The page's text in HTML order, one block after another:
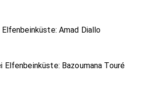
Amad Diallo
Elfenbeinküste: Bazoumana Touré